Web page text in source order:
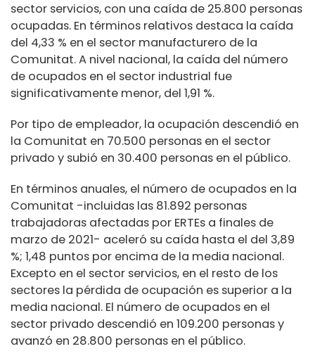
sector servicios, con una caída de 25.800 personas
ocupadas. En términos relativos destaca la caída
del 4,33 % en el sector manufacturero de la
Comunitat. A nivel nacional, la caída del número
de ocupados en el sector industrial fue
significativamente menor, del 1,91 %.
Por tipo de empleador, la ocupación descendió en
la Comunitat en 70.500 personas en el sector
privado y subió en 30.400 personas en el público.
En términos anuales, el número de ocupados en la
Comunitat -incluidas las 81.892 personas
trabajadoras afectadas por ERTEs a finales de
marzo de 2021- aceleró su caída hasta el del 3,89
%; 1,48 puntos por encima de la media nacional.
Excepto en el sector servicios, en el resto de los
sectores la pérdida de ocupación es superior a la
media nacional. El número de ocupados en el
sector privado descendió en 109.200 personas y
avanzó en 28.800 personas en el público.